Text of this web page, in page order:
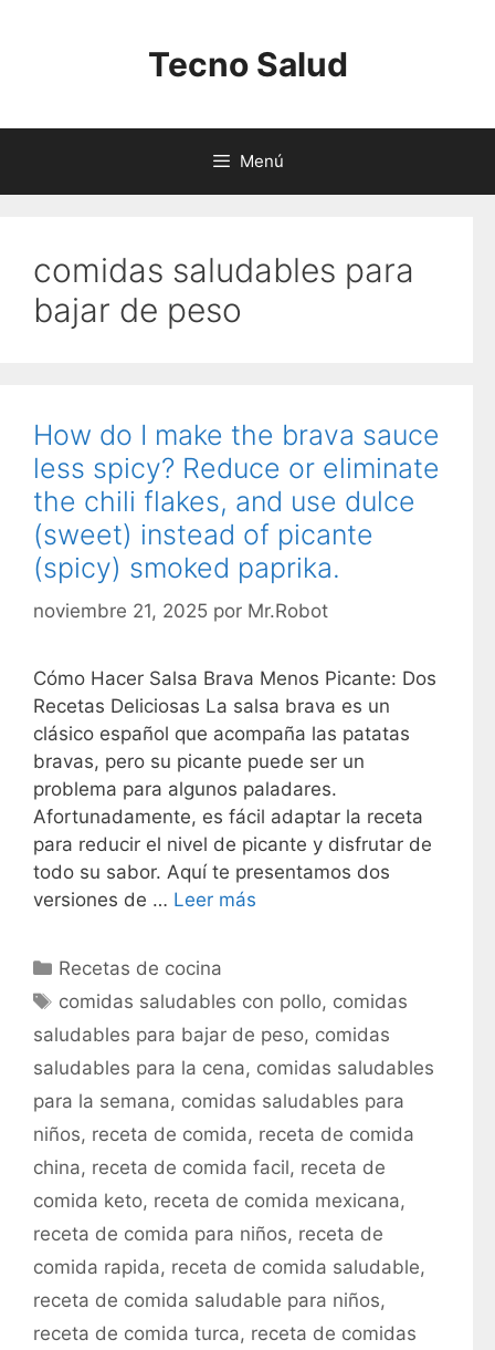
Tecno Salud
Menú
comidas saludables para
bajar de peso
How do I make the brava sauce
less spicy? Reduce or eliminate
the chili flakes, and use dulce
(sweet) instead of picante
(spicy) smoked paprika.
noviembre 21, 2025 por Mr.Robot
Cómo Hacer Salsa Brava Menos Picante: Dos
Recetas Deliciosas La salsa brava es un
clásico español que acompaña las patatas
bravas, pero su picante puede ser un
problema para algunos paladares.
Afortunadamente, es fácil adaptar la receta
para reducir el nivel de picante y disfrutar de
todo su sabor. Aquí te presentamos dos
versiones de … Leer más
C
e
g
o
r
s
Recetas de cocina
E
q
u
e
t
comidas saludables con pollo, comidas
saludables para bajar de peso, comidas
saludables para la cena, comidas saludables
para la semana, comidas saludables para
niños, receta de comida, receta de comida
china, receta de comida facil, receta de
comida keto, receta de comida mexicana,
receta de comida para niños, receta de
comida rapida, receta de comida saludable,
receta de comida saludable para niños,
receta de comida turca, receta de comidas